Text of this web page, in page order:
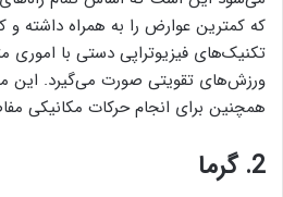
که کمترین عوارض را به همراه داشته و
تکنیک‌های فیزیوتراپی دستی با
ورزش‌های تقویتی صورت می‌گیرد. این
همچنین برای انجام حرکات مکانیکی
2. گرما